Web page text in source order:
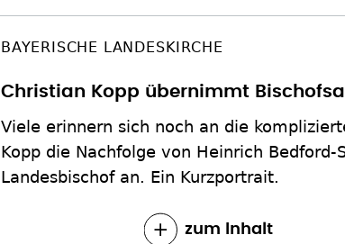
BAYERISCHE LANDESKIRCHE
Christian Kopp übernimmt
Viele erinnern sich noch an die
Kopp die Nachfolge von Heinrich
Landesbischof an. Ein Kurzportrait.
zum Inhalt